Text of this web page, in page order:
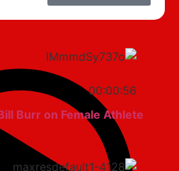
00:00:56
Bill Burr on Female Athlete.